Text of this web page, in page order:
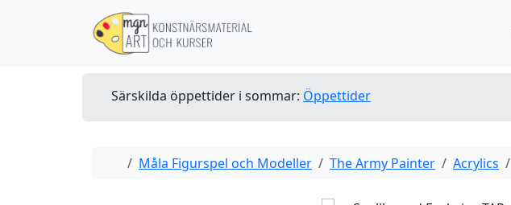
Särskilda öppettider i sommar: Öppettider
Home
Måla Figurspel och Modeller The Army Painter Acrylics